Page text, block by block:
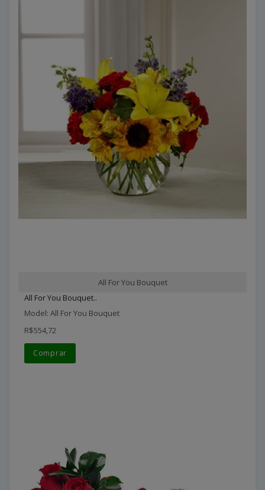
All For You Bouquet
All For You Bouquet..
Model: All For You Bouquet
R$554,72
Comprar